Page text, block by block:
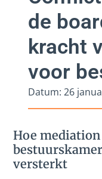
de
kracht
voor
Datum: 26
Hoe
versterkt